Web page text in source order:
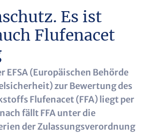
Es ist
Flufenacet
EFSA (Europäischen Behörde
zur Bewertung des
Flufenacet (FFA) liegt per
fällt FFA unter die
der Zulassungsverordnung